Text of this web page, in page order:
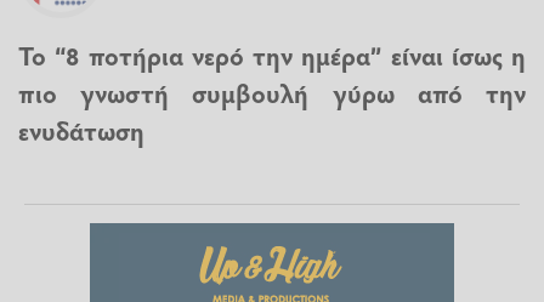
Το “8 ποτήρια νερό την ημέρα” είναι ίσως η
πιο γνωστή συμβουλή γύρω από την
ενυδάτωση